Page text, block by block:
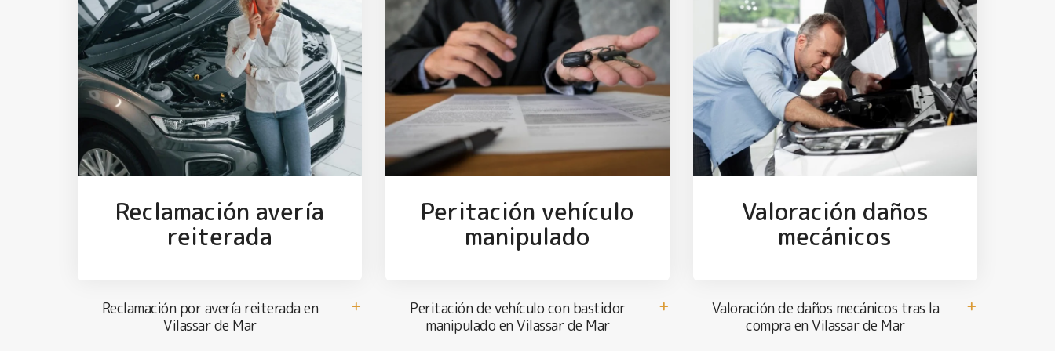
Reclamación avería
reiterada
Reclamación por avería reiterada en
Vilassar de Mar
Peritación vehículo
manipulado
Peritación de vehículo con bastidor
manipulado en Vilassar de Mar
Valoración daños
mecánicos
Valoración de daños mecánicos tras la
compra en Vilassar de Mar